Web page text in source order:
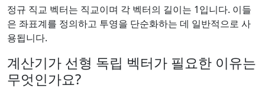
정규 직교 벡터는 직교이며 각 벡터의 길이는 1입니다. 이들
은 좌표계를 정의하고 투영을 단순화하는 데 일반적으로 사
용됩니다.
계산기가 선형 독립 벡터가 필요한 이유는
무엇인가요?